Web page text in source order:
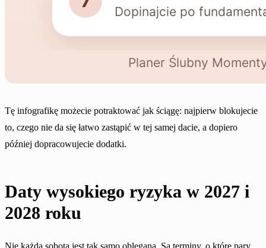
Tę infografikę możecie potraktować jak ściągę: najpierw blokujecie
to, czego nie da się łatwo zastąpić w tej samej dacie, a dopiero
później dopracowujecie dodatki.
Daty wysokiego ryzyka w 2027 i
2028 roku
Nie każda sobota jest tak samo oblegana. Są terminy, o które pary